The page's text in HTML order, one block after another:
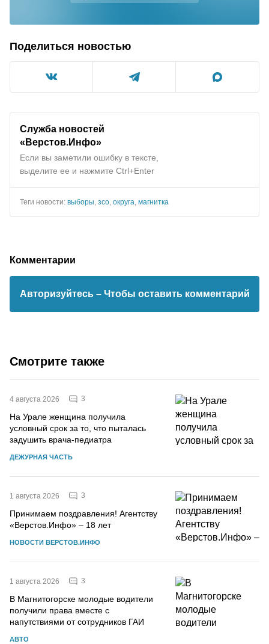
Поделиться новостью
Служба новостей
«Верстов.Инфо»
Если вы заметили ошибку в тексте,
выделите ее и нажмите Ctrl+Enter
Теги новости: выборы зсо округа магнитка
Комментарии
Авторизуйтесь – Чтобы оставить комментарий
Смотрите также
4 августа 2026 3
На Урале женщина получила
условный срок за то, что пыталась
задушить врача-педиатра
ДЕЖУРНАЯ ЧАСТЬ
1 августа 2026 3
Принимаем поздравления! Агентству
«Верстов.Инфо» – 18 лет
НОВОСТИ ВЕРСТОВ.ИНФО
1 августа 2026 3
В Магнитогорске молодые водители
получили права вместе с
напутствиями от сотрудников ГАИ
АВТО